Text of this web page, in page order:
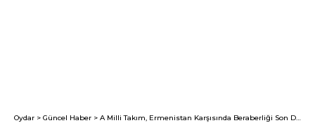
Oydar > Güncel Haber > A Milli Takım, Ermenistan Karşısında Beraberliği Son Dakikalarda Kurtardı!